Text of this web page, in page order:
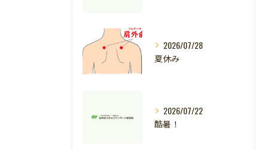
2026/07/28
夏休み
2026/07/22
酷暑！